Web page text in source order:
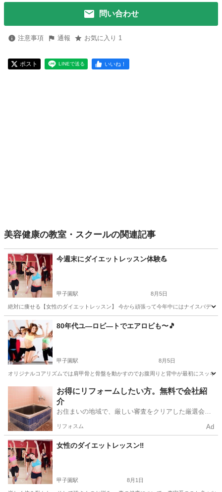
問い合わせ
注意事項 通報 お気に入り 1
ポスト LINEで送る いいね！
美容健康の教室・スクールの関連記事
今週末にダイエットレッスン体験💪
甲子園駅 8月5日
絶対に痩せる【女性のダイエットレッスン】 今から頑張って今年中にはナイスバデ
兵庫 西宮市 甲子園駅 美容健康
80年代ユ―ロビ―トでエアロビも〜🎵
甲子園駅 8月5日
オリジナルコアリズムでは肩甲骨と骨盤を動かすのでお腹周りと背中が最初にスッキ
西宮市 甲子園駅 美容健康 エアロビ
お得にリフォームしたい方。無料で会社紹
介
お住まいの地域で、厳しい審査をクリアした厳選会社
リフォスム Ad
女性のダイエットレッスン‼️
甲子園駅 8月1日